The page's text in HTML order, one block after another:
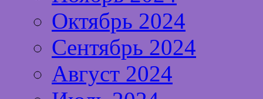
Октябрь 2024
Сентябрь 2024
Август 2024